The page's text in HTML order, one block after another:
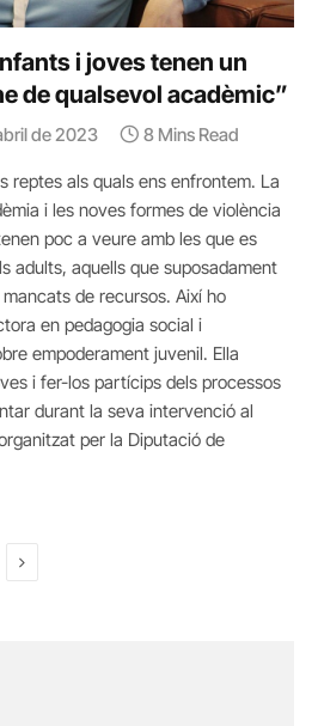
i joves tenen un
de qualsevol acadèmic”
de 2023 8 Mins Read
reptes als quals ens enfrontem. La
i les noves formes de violència
poc a veure amb les que es
adults, aquells que suposadament
de recursos. Així ho
en pedagogia social i
empoderament juvenil. Ella
i fer-los partícips dels processos
durant la seva intervenció al
per la Diputació de
Next